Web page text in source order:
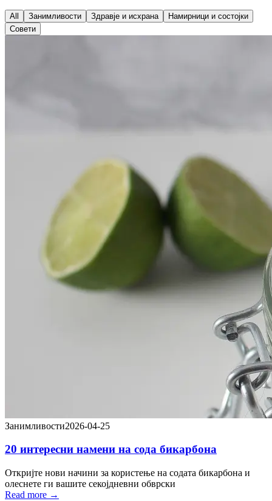
All Занимливости Здравје и исхрана
Намирници и состојки
Совети
Занимливости2026-04-25
20 интересни намени на сода бикарбона
Откријте нови начини за користење на содата бикарбона и
олеснете ги вашите секојдневни обврски
Read more →